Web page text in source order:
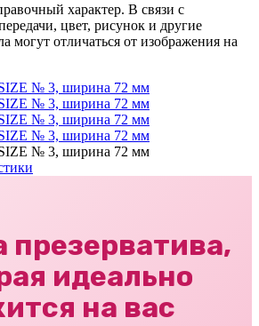
характер. В связи с
цвет, рисунок и другие
могут отличаться от изображения на
идеально
на вас